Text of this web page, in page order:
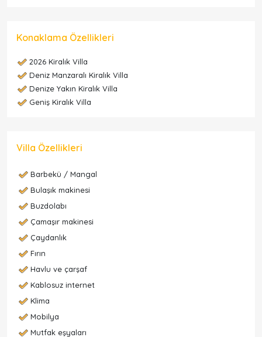
Konaklama Özellikleri
2026 Kiralık Villa
Deniz Manzaralı Kiralık Villa
Denize Yakın Kiralık Villa
Geniş Kiralık Villa
Villa Özellikleri
Barbekü / Mangal
Bulaşık makinesi
Buzdolabı
Çamaşır makinesi
Çaydanlık
Fırın
Havlu ve çarşaf
Kablosuz internet
Klima
Mobilya
Mutfak eşyaları